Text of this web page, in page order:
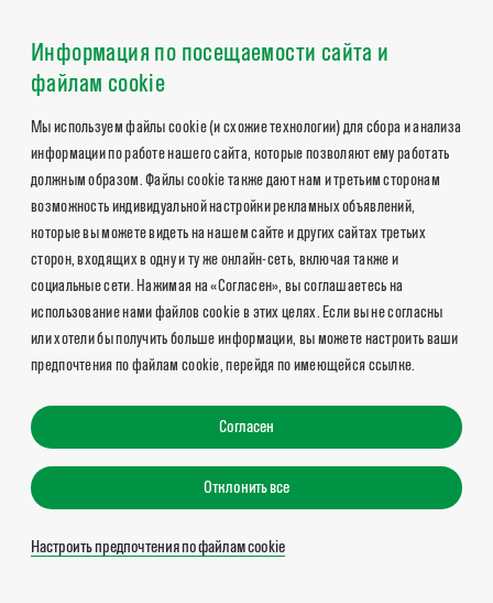
Информация по посещаемости сайта и
файлам cookie
Мы используем файлы cookie (и схожие технологии) для сбора и анализа
информации по работе нашего сайта, которые позволяют ему работать
должным образом. Файлы cookie также дают нам и третьим сторонам
возможность индивидуальной настройки рекламных объявлений,
которые вы можете видеть на нашем сайте и других сайтах третьих
сторон, входящих в одну и ту же онлайн-сеть, включая также и
социальные сети. Нажимая на «Согласен», вы соглашаетесь на
использование нами файлов cookie в этих целях. Если вы не согласны
или хотели бы получить больше информации, вы можете настроить ваши
предпочтения по файлам cookie, перейдя по имеющейся ссылке.
Согласен
Отклонить все
Настроить предпочтения по файлам cookie